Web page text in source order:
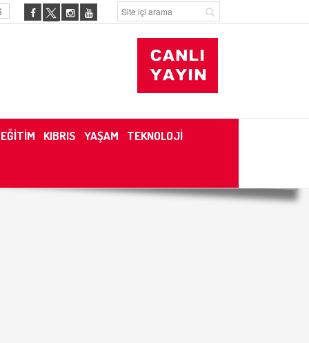
EĞİTİM KIBRIS YAŞAM TEKNOLOJİ